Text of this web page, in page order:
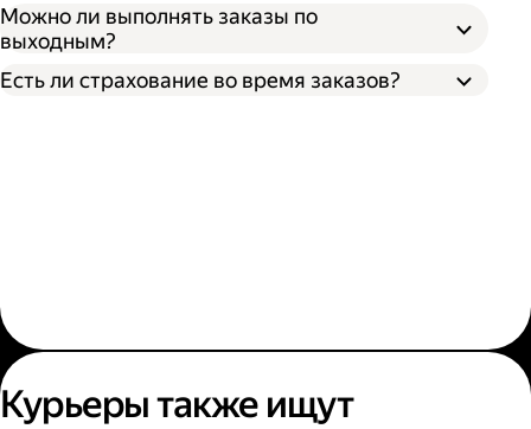
Можно ли выполнять заказы по
выходным?
Есть ли страхование во время заказов?
Курьеры также ищут